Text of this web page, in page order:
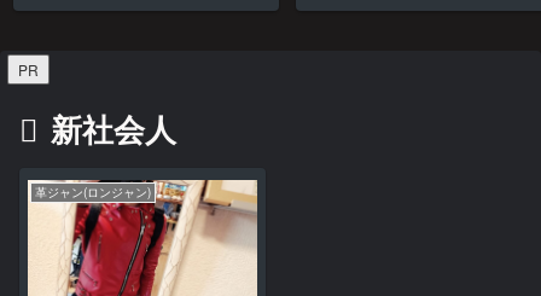
PR
新社会人
革ジャン(ロンジャン)